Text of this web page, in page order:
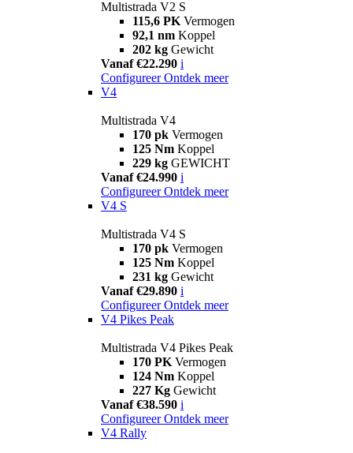
Multistrada V2 S
115,6 PK Vermogen
92,1 nm Koppel
202 kg Gewicht
Vanaf €22.290 i
Configureer Ontdek meer
V4
Multistrada V4
170 pk Vermogen
125 Nm Koppel
229 kg GEWICHT
Vanaf €24.990 i
Configureer Ontdek meer
V4 S
Multistrada V4 S
170 pk Vermogen
125 Nm Koppel
231 kg Gewicht
Vanaf €29.890 i
Configureer Ontdek meer
V4 Pikes Peak
Multistrada V4 Pikes Peak
170 PK Vermogen
124 Nm Koppel
227 Kg Gewicht
Vanaf €38.590 i
Configureer Ontdek meer
V4 Rally